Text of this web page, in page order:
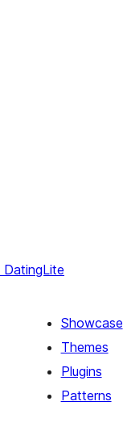
DatingLite
Showcase
Themes
Plugins
Patterns